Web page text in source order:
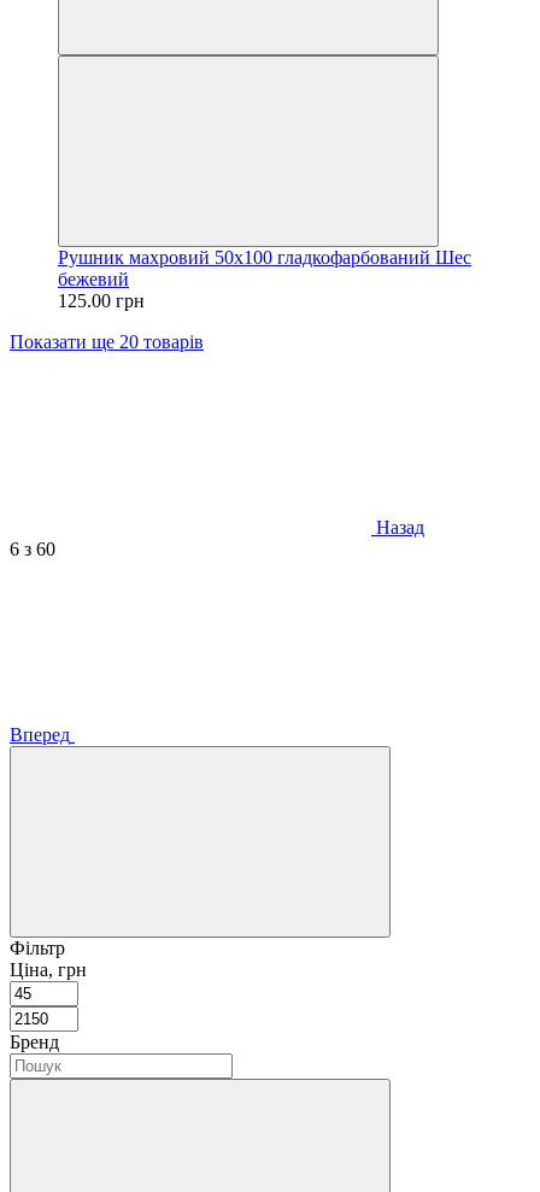
Рушник махровий 50х100 гладкофарбований Шес
бежевий
125.00 грн
Показати ще 20 товарів
Назад
6 з 60
Вперед
Фільтр
Ціна, грн
Бренд